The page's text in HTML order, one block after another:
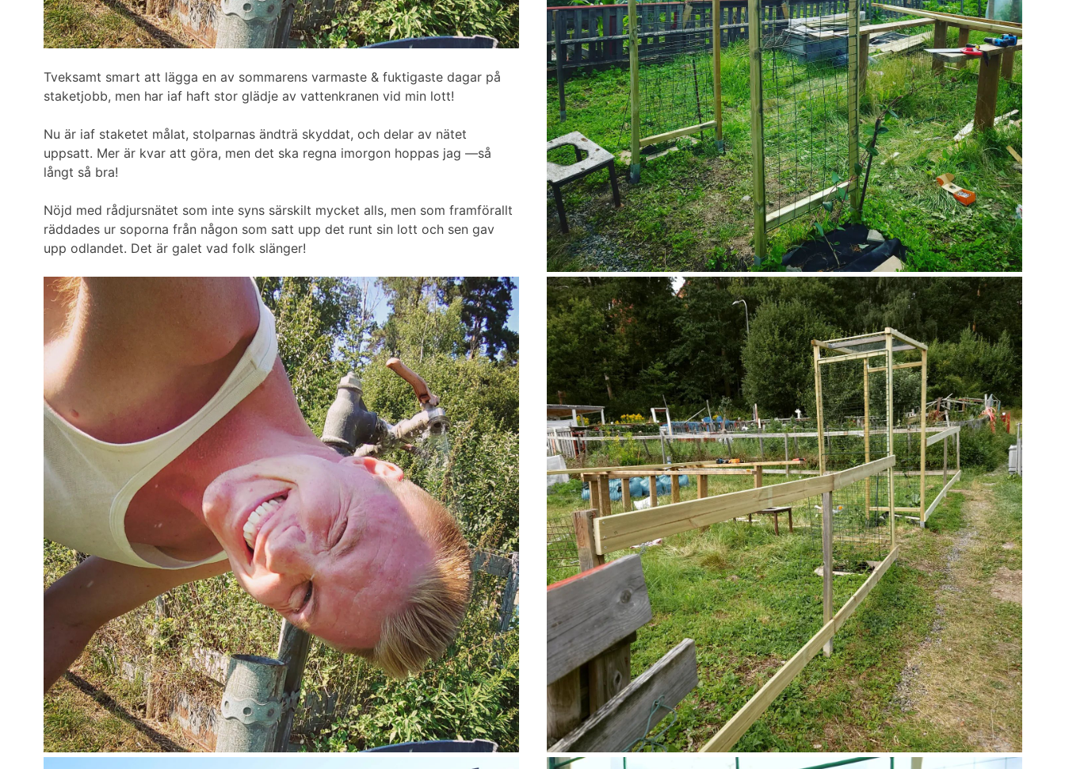
Tveksamt smart att lägga en av sommarens varmaste & fuktigaste dagar på
staketjobb, men har iaf haft stor glädje av vattenkranen vid min lott!
Nu är iaf staketet målat, stolparnas ändträ skyddat, och delar av nätet
uppsatt. Mer är kvar att göra, men det ska regna imorgon hoppas jag —så
långt så bra!
Nöjd med rådjursnätet som inte syns särskilt mycket alls, men som framförallt
räddades ur soporna från någon som satt upp det runt sin lott och sen gav
upp odlandet. Det är galet vad folk slänger!